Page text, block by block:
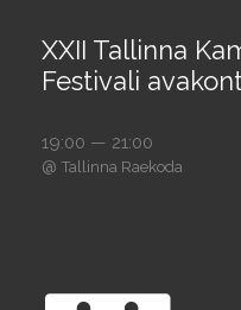
XXII Tallinna
Festivali
19:00 — 21:00
@ Tallinna Raekoda